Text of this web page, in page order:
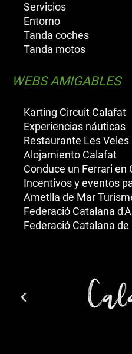
Servicios
Entorno
Tanda coches
Tanda motos
WEBS AMIGABLES
Karting Circuit Calafat
Experiencias náuticas
Restaurante Les Veles
Alojamiento Calafat
Conduce un Ferrari en
Incentivos y eventos
Ametlla de Mar
Federació Catalana
Federació Catalana